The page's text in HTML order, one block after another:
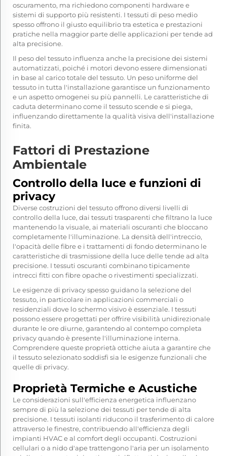
oscuramento, ma richiedono componenti hardware e
sistemi di supporto più resistenti. I tessuti di peso medio
spesso offrono il giusto equilibrio tra estetica e prestazioni
pratiche nella maggior parte delle applicazioni per tende ad
alta precisione.
Il peso del tessuto influenza anche la precisione dei sistemi
automatizzati, poiché i motori devono essere dimensionati
in base al carico totale del tessuto. Un peso uniforme del
tessuto in tutta l'installazione garantisce un funzionamento
e un aspetto omogenei su più pannelli. Le caratteristiche di
caduta determinano come il tessuto scende e si piega,
influenzando direttamente la qualità visiva dell'installazione
finita.
Fattori di Prestazione
Ambientale
Controllo della luce e funzioni di
privacy
Diverse costruzioni del tessuto offrono diversi livelli di
controllo della luce, dai tessuti trasparenti che filtrano la luce
mantenendo la visuale, ai materiali oscuranti che bloccano
completamente l'illuminazione. La densità dell'intreccio,
l'opacità delle fibre e i trattamenti di fondo determinano le
caratteristiche di trasmissione della luce delle tende ad alta
precisione. I tessuti oscuranti combinano tipicamente
intrecci fitti con fibre opache o rivestimenti specializzati.
Le esigenze di privacy spesso guidano la selezione del
tessuto, in particolare in applicazioni commerciali o
residenziali dove lo schermo visivo è essenziale. I tessuti
possono essere progettati per offrire visibilità unidirezionale
durante le ore diurne, garantendo al contempo completa
privacy quando è presente l'illuminazione interna.
Comprendere queste proprietà ottiche aiuta a garantire che
il tessuto selezionato soddisfi sia le esigenze funzionali che
quelle di privacy.
Proprietà Termiche e Acustiche
Le considerazioni sull'efficienza energetica influenzano
sempre di più la selezione dei tessuti per tende di alta
precisione. I tessuti isolanti riducono il trasferimento di calore
attraverso le finestre, contribuendo all'efficienza degli
impianti HVAC e al comfort degli occupanti. Costruzioni
cellulari o a nido d'ape trattengono l'aria per un isolamento